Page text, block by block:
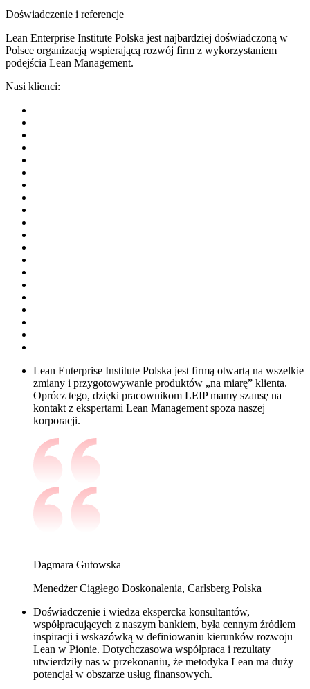
Doświadczenie i referencje
Lean Enterprise Institute Polska jest najbardziej doświadczoną w
Polsce organizacją wspierającą rozwój firm z wykorzystaniem
podejścia Lean Management.
Nasi klienci:
Lean Enterprise Institute Polska jest firmą otwartą na wszelkie
zmiany i przygotowywanie produktów „na miarę” klienta.
Oprócz tego, dzięki pracownikom LEIP mamy szansę na
kontakt z ekspertami Lean Management spoza naszej
korporacji.
Dagmara Gutowska
Menedżer Ciągłego Doskonalenia, Carlsberg Polska
Doświadczenie i wiedza ekspercka konsultantów,
współpracujących z naszym bankiem, była cennym źródłem
inspiracji i wskazówką w definiowaniu kierunków rozwoju
Lean w Pionie. Dotychczasowa współpraca i rezultaty
utwierdziły nas w przekonaniu, że metodyka Lean ma duży
potencjał w obszarze usług finansowych.